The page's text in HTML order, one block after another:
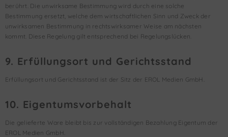
berührt. Die unwirksame Bestimmung wird durch eine solche
Bestimmung ersetzt, welche dem wirtschaftlichen Sinn und Zweck der
unwirksamen Bestimmung in rechtswirksamer Weise am nächsten
kommt. Diese Regelung gilt entsprechend bei Regelungslücken.
9. Erfüllungsort und Gerichtsstand
Erfüllungsort und Gerichtsstand ist der Sitz der EROL Medien GmbH.
10. Eigentumsvorbehalt
Die gelieferte Ware bleibt bis zur vollständigen Bezahlung Eigentum der
EROL Medien GmbH.